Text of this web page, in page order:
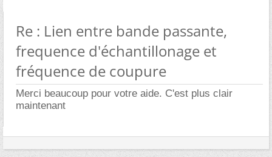
Re : Lien entre bande passante,
frequence d'échantillonage et
fréquence de coupure
Merci beaucoup pour votre aide. C'est plus clair
maintenant